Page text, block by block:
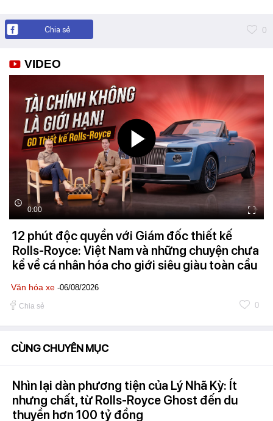
Chia sẻ 0
VIDEO
0:00
12 phút độc quyền với Giám đốc thiết kế
Rolls-Royce: Việt Nam và những chuyện chưa
kể về cá nhân hóa cho giới siêu giàu toàn cầu
Văn hóa xe -06/08/2026
Chia sẻ 0
CÙNG CHUYÊN MỤC
Nhìn lại dàn phương tiện của Lý Nhã Kỳ: Ít
nhưng chất, từ Rolls-Royce Ghost đến du
thuyền hơn 100 tỷ đồng